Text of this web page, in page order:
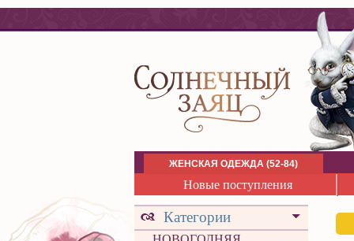
ЖЕНСКАЯ ОДЕЖДА (52-84)
Новые поступления
Категории